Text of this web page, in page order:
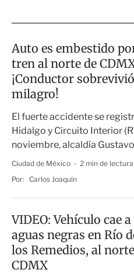
Auto es embestido
tren al norte de
¡Conductor
milagro!
El fuerte accidente se
Hidalgo y Circuito Interior
noviembre, alcaldía
Ciudad de México
2 min de lectura
Por: Carlos Joaquín
VIDEO: Vehículo cae a
aguas negras en Río
los Remedios, al
CDMX